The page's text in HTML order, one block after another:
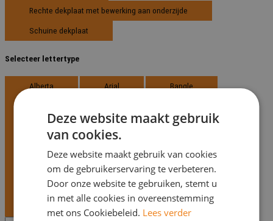
Rechte dekplaat met bewerking aan onderzijde
Schuine dekplaat
Selecteer lettertype
Alberta Arial Bangle
Comic Sans Elsevier Gabriela
Homeward Bound Monotype Corsiva
Nueva Std Script Bold
Deze website maakt gebruik
van cookies.
Deze website maakt gebruik van cookies
om de gebruikerservaring te verbeteren.
Door onze website te gebruiken, stemt u
in met alle cookies in overeenstemming
met ons Cookiebeleid. Lees verder